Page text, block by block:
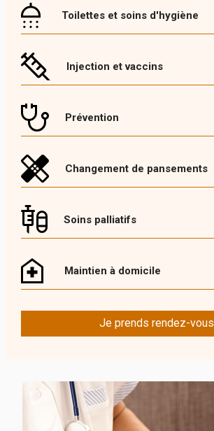
Toilettes et soins d'hygiène
Injection et vaccins
Prévention
Changement de pansements
Soins palliatifs
Maintien à domicile
Je prends rendez-vous